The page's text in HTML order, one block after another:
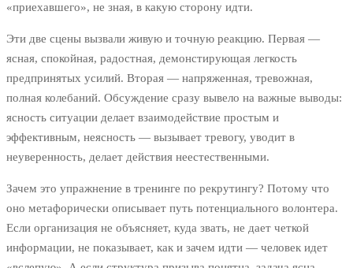
«приехавшего», не зная, в какую сторону идти.
Эти две сцены вызвали живую и точную реакцию. Первая —
ясная, спокойная, радостная, демонстирующая легкость
предпринятых усилий. Вторая — напряженная, тревожная,
полная колебаний. Обсуждение сразу вывело на важные выводы:
ясность ситуации делает взаимодействие простым и
эффективным, неясность — вызывает тревогу, уводит в
неуверенность, делает действия неестественными.
Зачем это упражнение в тренинге по рекрутингу? Потому что
оно метафорически описывает путь потенциального волонтера.
Если организация не объясняет, куда звать, не дает четкой
информации, не показывает, как и зачем идти — человек идет